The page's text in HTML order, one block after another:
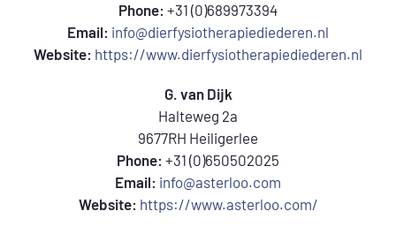
Phone: +31 (0)689973394
Email: info@dierfysiotherapiediederen.nl
Website: https://www.dierfysiotherapiediederen.nl
G. van Dijk
Halteweg 2a
9677RH Heiligerlee
Phone: +31 (0)650502025
Email: info@asterloo.com
Website: https://www.asterloo.com/